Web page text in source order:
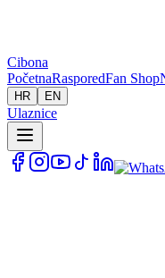
Cibona
PočetnaRasporedFan Shop
HR EN
Ulaznice